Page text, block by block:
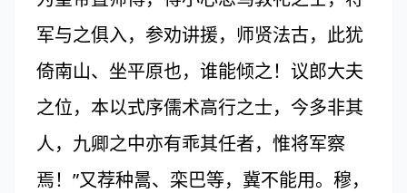
军与之俱入，参劝讲援，师贤法古，此犹
倚南山、坐平原也，谁能倾之！议郎大夫
之位，本以式序儒术高行之士，今多非其
人，九卿之中亦有乖其任者，惟将军察
焉！”又荐种暠、栾巴等，冀不能用。穆，